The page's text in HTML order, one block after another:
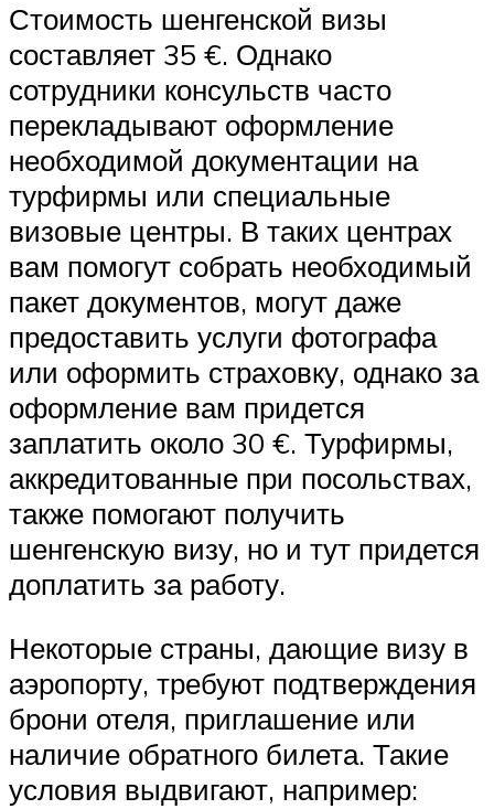
Стоимость шенгенской визы
составляет 35 €. Однако
сотрудники консульств часто
перекладывают оформление
необходимой документации на
турфирмы или специальные
визовые центры. В таких центрах
вам помогут собрать необходимый
пакет документов, могут даже
предоставить услуги фотографа
или оформить страховку, однако за
оформление вам придется
заплатить около 30 €. Турфирмы,
аккредитованные при посольствах,
также помогают получить
шенгенскую визу, но и тут придется
доплатить за работу.
Некоторые страны, дающие визу в
аэропорту, требуют подтверждения
брони отеля, приглашение или
наличие обратного билета. Такие
условия выдвигают, например: